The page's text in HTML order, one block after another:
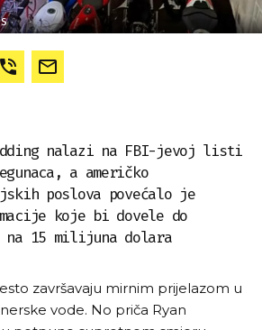
nalazi na FBI-jevoj listi
a američko
poslova povećalo je
koje bi dovele do
na 15 milijuna dolara
završavaju mirnim prijelazom u
vode. No priča Ryan